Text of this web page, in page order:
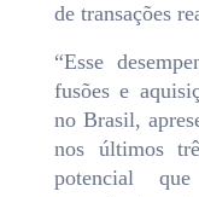
de transações
“Esse
fusões e
no Brasil,
nos últimos
potencial